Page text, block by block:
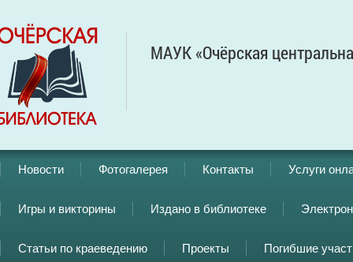
МАУК «Очёрская
Новости Фотогалерея Контакты Услуги
Игры и викторины Издано в библиотеке
Статьи по краеведению Проекты Погибшие